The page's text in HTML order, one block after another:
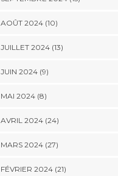
AOÛT 2024 (10)
JUILLET 2024 (13)
JUIN 2024 (9)
MAI 2024 (8)
AVRIL 2024 (24)
MARS 2024 (27)
FÉVRIER 2024 (21)